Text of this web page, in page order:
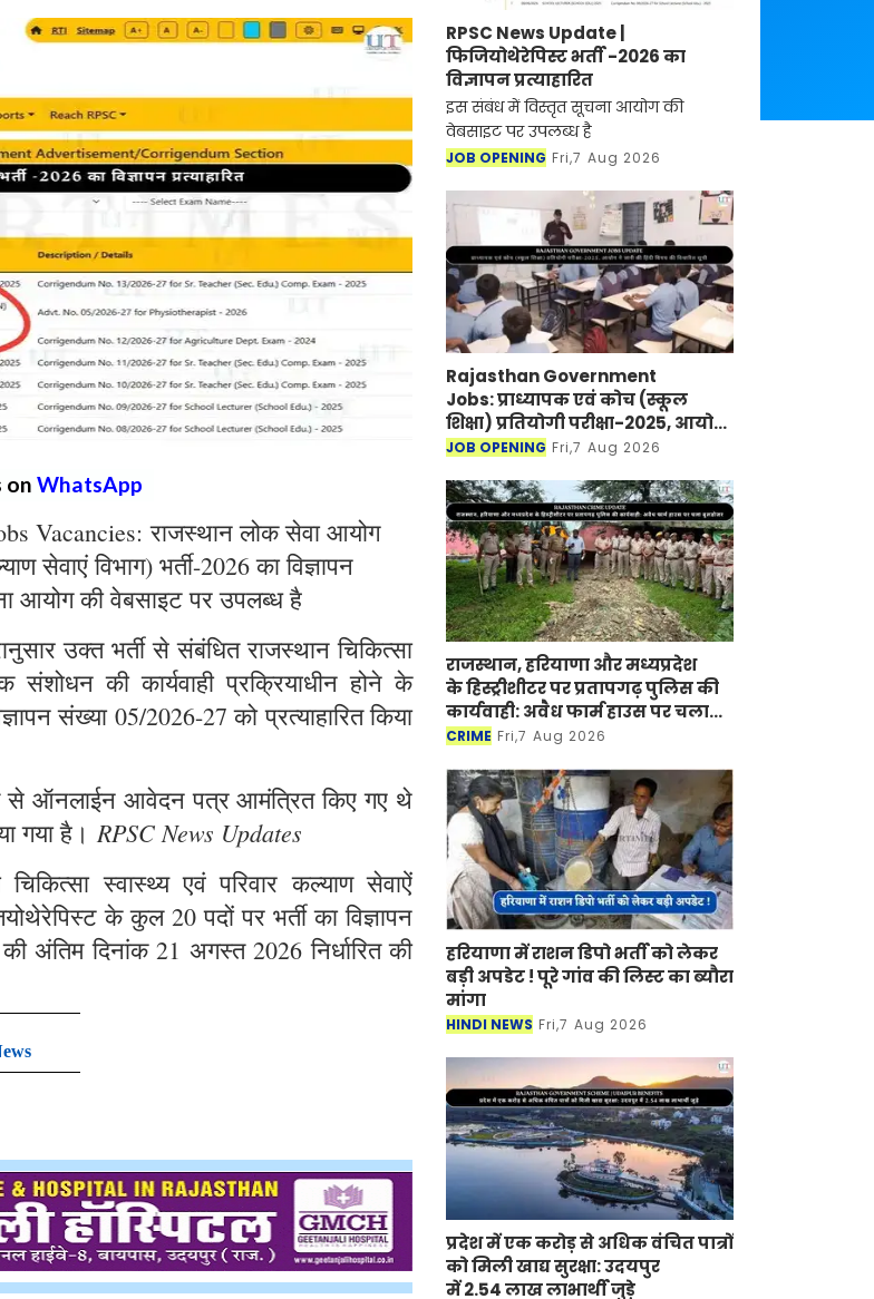
on WhatsApp
Vacancies: राजस्थान लोक सेवा आयोग
सेवाएं विभाग) भर्ती-2026 का विज्ञापन
आयोग की वेबसाइट पर उपलब्ध है
उक्त भर्ती से संबंधित राजस्थान चिकित्सा
की कार्यवाही प्रक्रियाधीन होने के
संख्या 05/2026-27 को प्रत्याहारित किया
से ऑनलाईन आवेदन पत्र आमंत्रित किए गए थे
गया है। RPSC News Updates
स्वास्थ्य एवं परिवार कल्याण सेवाऐं
के कुल 20 पदों पर भर्ती का विज्ञापन
दिनांक 21 अगस्त 2026 निर्धारित की
RPSC News Update |
फिजियोथेरेपिस्ट भर्ती -2026 का
विज्ञापन प्रत्याहारित
इस संबंध में विस्तृत सूचना आयोग की
वेबसाइट पर उपलब्ध है
JOB OPENING Fri,7 Aug 2026
Rajasthan Government
Jobs: प्राध्यापक एवं कोच (स्कूल
शिक्षा) प्रतियोगी परीक्षा-2025, आयोग
ने जारी की हिंदी विषय की विचारित
JOB OPENING Fri,7 Aug 2026
राजस्थान, हरियाणा और मध्यप्रदेश
के हिस्ट्रीशीटर पर प्रतापगढ़ पुलिस की
कार्यवाही: अवैध फार्म हाउस पर चला
बुलडोजर
CRIME Fri,7 Aug 2026
हरियाणा में राशन डिपो भर्ती को लेकर
बड़ी अपडेट ! पूरे गांव की लिस्ट का ब्यौरा
मांगा
HINDI NEWS Fri,7 Aug 2026
प्रदेश में एक करोड़ से अधिक वंचित पात्रों
को मिली खाद्य सुरक्षा: उदयपुर
में 2.54 लाख लाभार्थी जुड़े